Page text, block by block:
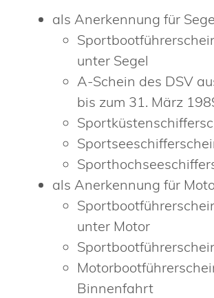
als Anerkennung für
unter Segel
A-Schein des DSV
bis zum 31. März
als Anerkennung für
unter Motor
Binnenfahrt